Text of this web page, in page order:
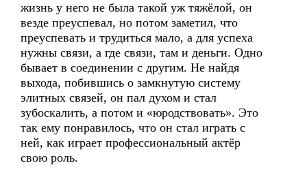
жизнь у него не была такой уж тяжёлой, он
везде преуспевал, но потом заметил, что
преуспевать и трудиться мало, а для успеха
нужны связи, а где связи, там и деньги. Одно
бывает в соединении с другим. Не найдя
выхода, побившись о замкнутую систему
элитных связей, он пал духом и стал
зубоскалить, а потом и «юродствовать». Это
так ему понравилось, что он стал играть с
ней, как играет профессиональный актёр
свою роль.